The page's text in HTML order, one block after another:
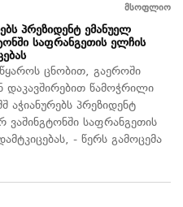
მსოფლიო
პრეზიდენტ ემანუელ
საფრანგეთის ელჩის
ცნობით, გაეროში
დაკავშირებით წამოჭრილი
აჭიანურებს პრეზიდენტ
ვაშინგტონში საფრანგეთის
- წერს გამოცემა